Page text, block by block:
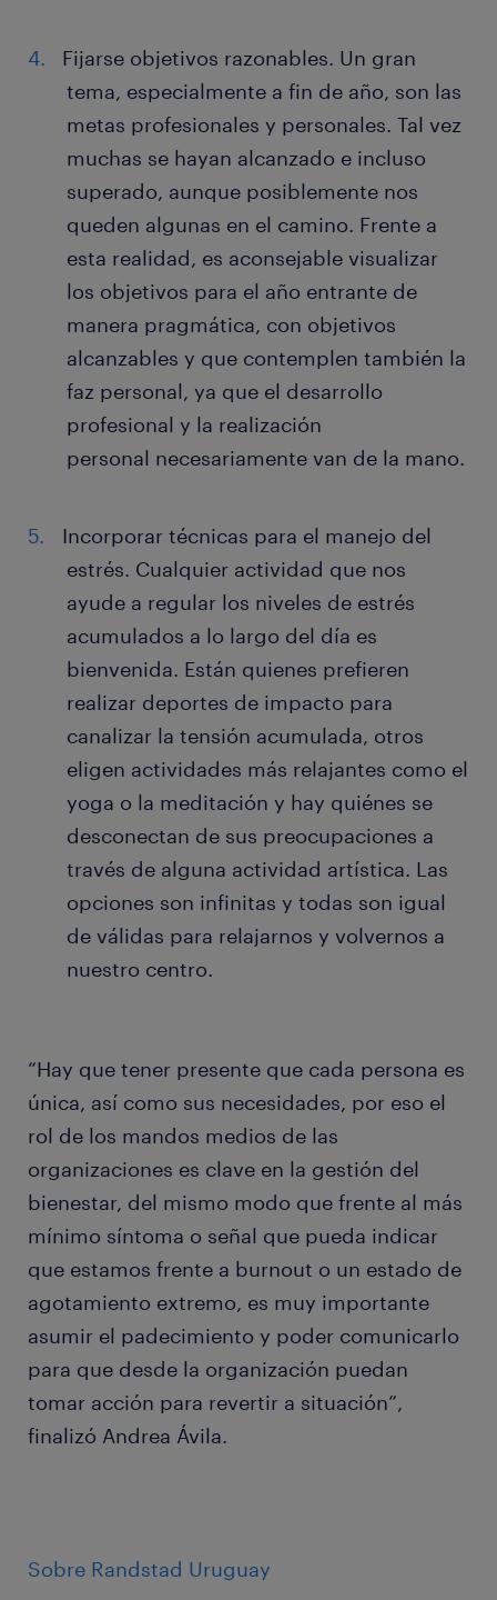
Fijarse objetivos razonables. Un gran
tema, especialmente a fin de año, son las
metas profesionales y personales. Tal vez
muchas se hayan alcanzado e incluso
superado, aunque posiblemente nos
queden algunas en el camino. Frente a
esta realidad, es aconsejable visualizar
los objetivos para el año entrante de
manera pragmática, con objetivos
alcanzables y que contemplen también la
faz personal, ya que el desarrollo
profesional y la realización
personal necesariamente van de la mano.
Incorporar técnicas para el manejo del
estrés. Cualquier actividad que nos
ayude a regular los niveles de estrés
acumulados a lo largo del día es
bienvenida. Están quienes prefieren
realizar deportes de impacto para
canalizar la tensión acumulada, otros
eligen actividades más relajantes como el
yoga o la meditación y hay quiénes se
desconectan de sus preocupaciones a
través de alguna actividad artística. Las
opciones son infinitas y todas son igual
de válidas para relajarnos y volvernos a
nuestro centro.
“Hay que tener presente que cada persona es
única, así como sus necesidades, por eso el
rol de los mandos medios de las
organizaciones es clave en la gestión del
bienestar, del mismo modo que frente al más
mínimo síntoma o señal que pueda indicar
que estamos frente a burnout o un estado de
agotamiento extremo, es muy importante
asumir el padecimiento y poder comunicarlo
para que desde la organización puedan
tomar acción para revertir a situación”,
finalizó Andrea Ávila.
Sobre Randstad Uruguay